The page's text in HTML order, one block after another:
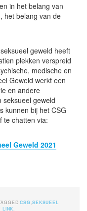
in het belang van
het belang van de
geweld heeft
plekken verspreid
medische en
Geweld werkt een
en andere
seksueel geweld
kunnen bij het CSG
te chatten via:
Geweld 2021
CSG SEKSUEEL
LINK